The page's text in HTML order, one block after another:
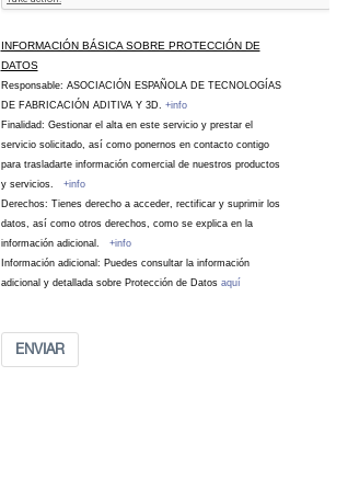
INFORMACIÓN BÁSICA SOBRE PROTECCIÓN DE
DATOS
Responsable: ASOCIACIÓN ESPAÑOLA DE TECNOLOGÍAS
DE FABRICACIÓN ADITIVA Y 3D. +info
Finalidad: Gestionar el alta en este servicio y prestar el
servicio solicitado, así como ponernos en contacto contigo
para trasladarte información comercial de nuestros productos
y servicios. +info
Derechos: Tienes derecho a acceder, rectificar y suprimir los
datos, así como otros derechos, como se explica en la
información adicional. +info
Información adicional: Puedes consultar la información
adicional y detallada sobre Protección de Datos aquí
ENVIAR